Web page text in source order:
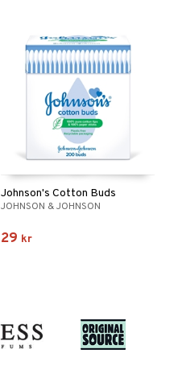
Johnson's Cotton Buds
JOHNSON & JOHNSON
29 kr